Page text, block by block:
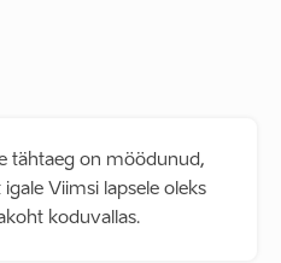
tähtaeg on möödunud,
Viimsi lapsele oleks
koduvallas.